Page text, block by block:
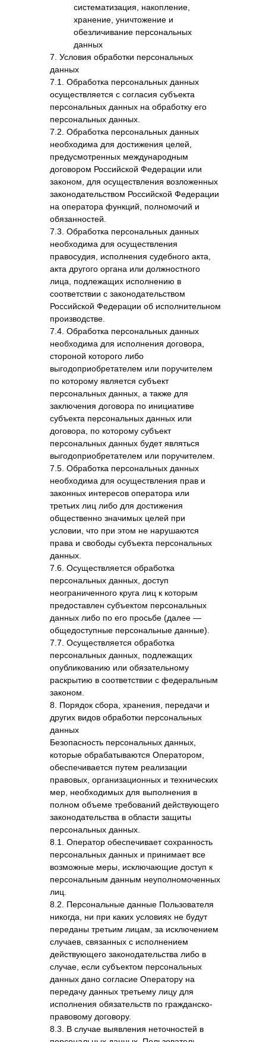
систематизация, накопление,
хранение, уничтожение и
обезличивание персональных
данных
7. Условия обработки персональных
данных
7.1. Обработка персональных данных
осуществляется с согласия субъекта
персональных данных на обработку его
персональных данных.
7.2. Обработка персональных данных
необходима для достижения целей,
предусмотренных международным
договором Российской Федерации или
законом, для осуществления возложенных
законодательством Российской Федерации
на оператора функций, полномочий и
обязанностей.
7.3. Обработка персональных данных
необходима для осуществления
правосудия, исполнения судебного акта,
акта другого органа или должностного
лица, подлежащих исполнению в
соответствии с законодательством
Российской Федерации об исполнительном
производстве.
7.4. Обработка персональных данных
необходима для исполнения договора,
стороной которого либо
выгодоприобретателем или поручителем
по которому является субъект
персональных данных, а также для
заключения договора по инициативе
субъекта персональных данных или
договора, по которому субъект
персональных данных будет являться
выгодоприобретателем или поручителем.
7.5. Обработка персональных данных
необходима для осуществления прав и
законных интересов оператора или
третьих лиц либо для достижения
общественно значимых целей при
условии, что при этом не нарушаются
права и свободы субъекта персональных
данных.
7.6. Осуществляется обработка
персональных данных, доступ
неограниченного круга лиц к которым
предоставлен субъектом персональных
данных либо по его просьбе (далее —
общедоступные персональные данные).
7.7. Осуществляется обработка
персональных данных, подлежащих
опубликованию или обязательному
раскрытию в соответствии с федеральным
законом.
8. Порядок сбора, хранения, передачи и
других видов обработки персональных
данных
Безопасность персональных данных,
которые обрабатываются Оператором,
обеспечивается путем реализации
правовых, организационных и технических
мер, необходимых для выполнения в
полном объеме требований действующего
законодательства в области защиты
персональных данных.
8.1. Оператор обеспечивает сохранность
персональных данных и принимает все
возможные меры, исключающие доступ к
персональным данным неуполномоченных
лиц.
8.2. Персональные данные Пользователя
никогда, ни при каких условиях не будут
переданы третьим лицам, за исключением
случаев, связанных с исполнением
действующего законодательства либо в
случае, если субъектом персональных
данных дано согласие Оператору на
передачу данных третьему лицу для
исполнения обязательств по гражданско-
правовому договору.
8.3. В случае выявления неточностей в